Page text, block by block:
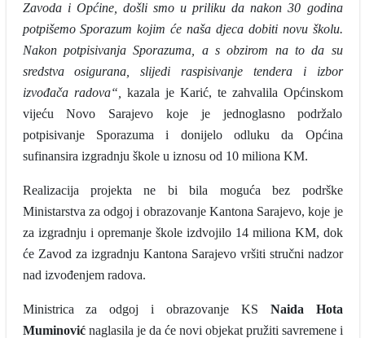
Zavoda i Općine, došli smo u priliku da nakon 30 godina
potpišemo Sporazum kojim će naša djeca dobiti novu školu.
Nakon potpisivanja Sporazuma, a s obzirom na to da su
sredstva osigurana, slijedi raspisivanje tendera i izbor
izvođača radova“,
kazala je Karić, te zahvalila Općinskom
vijeću Novo Sarajevo koje je jednoglasno podržalo
potpisivanje Sporazuma i donijelo odluku da Općina
sufinansira izgradnju škole u iznosu od 10 miliona KM.
Realizacija projekta ne bi bila moguća bez podrške
Ministarstva za odgoj i obrazovanje Kantona Sarajevo, koje je
za izgradnju i opremanje škole izdvojilo 14 miliona KM, dok
će Zavod za izgradnju Kantona Sarajevo vršiti stručni nadzor
nad izvođenjem radova.
Ministrica za odgoj i obrazovanje KS Naida Hota
Muminovićnaglasila je da će novi objekat pružiti savremene i